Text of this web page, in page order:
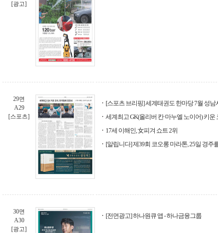
[광고]
29면
A29
[스포츠]
[스포츠 브리핑] 세계태권도 한마당 7월 성남
세계최고 GK(올리버 칸·마누엘 노이어) 키운
17세 이해인, 女피겨 쇼트 2위
[알립니다] 제39회 코오롱 마라톤, 25일 경주
30면
A30
[광고]
[전면광고] 하나원큐 앱 - 하나금융그룹